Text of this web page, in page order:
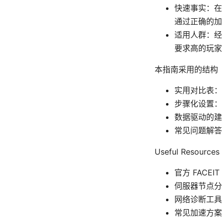
快速事实：
通过正确的
适用人群：
要求高的玩
本指南采用的结构
实用对比表
步骤化设置
数据驱动的
常见问题解
Useful Resources
官方
伺服器节点
网络诊断工
常见加速方